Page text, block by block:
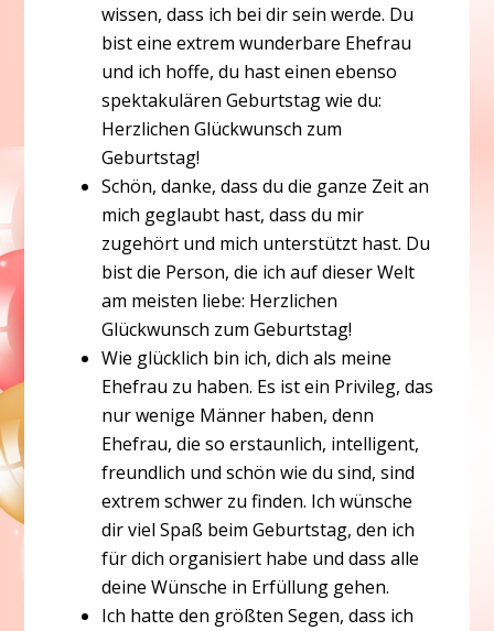
wissen, dass ich bei dir sein werde. Du
bist eine extrem wunderbare Ehefrau
und ich hoffe, du hast einen ebenso
spektakulären Geburtstag wie du:
Herzlichen Glückwunsch zum
Geburtstag!
Schön, danke, dass du die ganze Zeit an
mich geglaubt hast, dass du mir
zugehört und mich unterstützt hast. Du
bist die Person, die ich auf dieser Welt
am meisten liebe: Herzlichen
Glückwunsch zum Geburtstag!
Wie glücklich bin ich, dich als meine
Ehefrau zu haben. Es ist ein Privileg, das
nur wenige Männer haben, denn
Ehefrau, die so erstaunlich, intelligent,
freundlich und schön wie du sind, sind
extrem schwer zu finden. Ich wünsche
dir viel Spaß beim Geburtstag, den ich
für dich organisiert habe und dass alle
deine Wünsche in Erfüllung gehen.
Ich hatte den größten Segen, dass ich